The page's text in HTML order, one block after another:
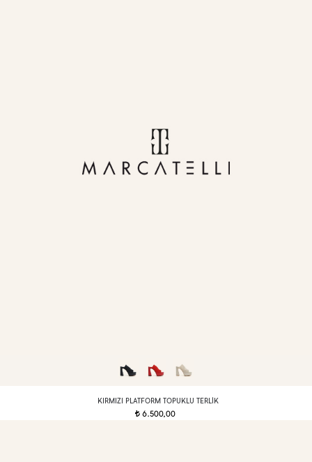
KIRMIZI PLATFORM TOPUKLU TERLIK
t 6.500,00